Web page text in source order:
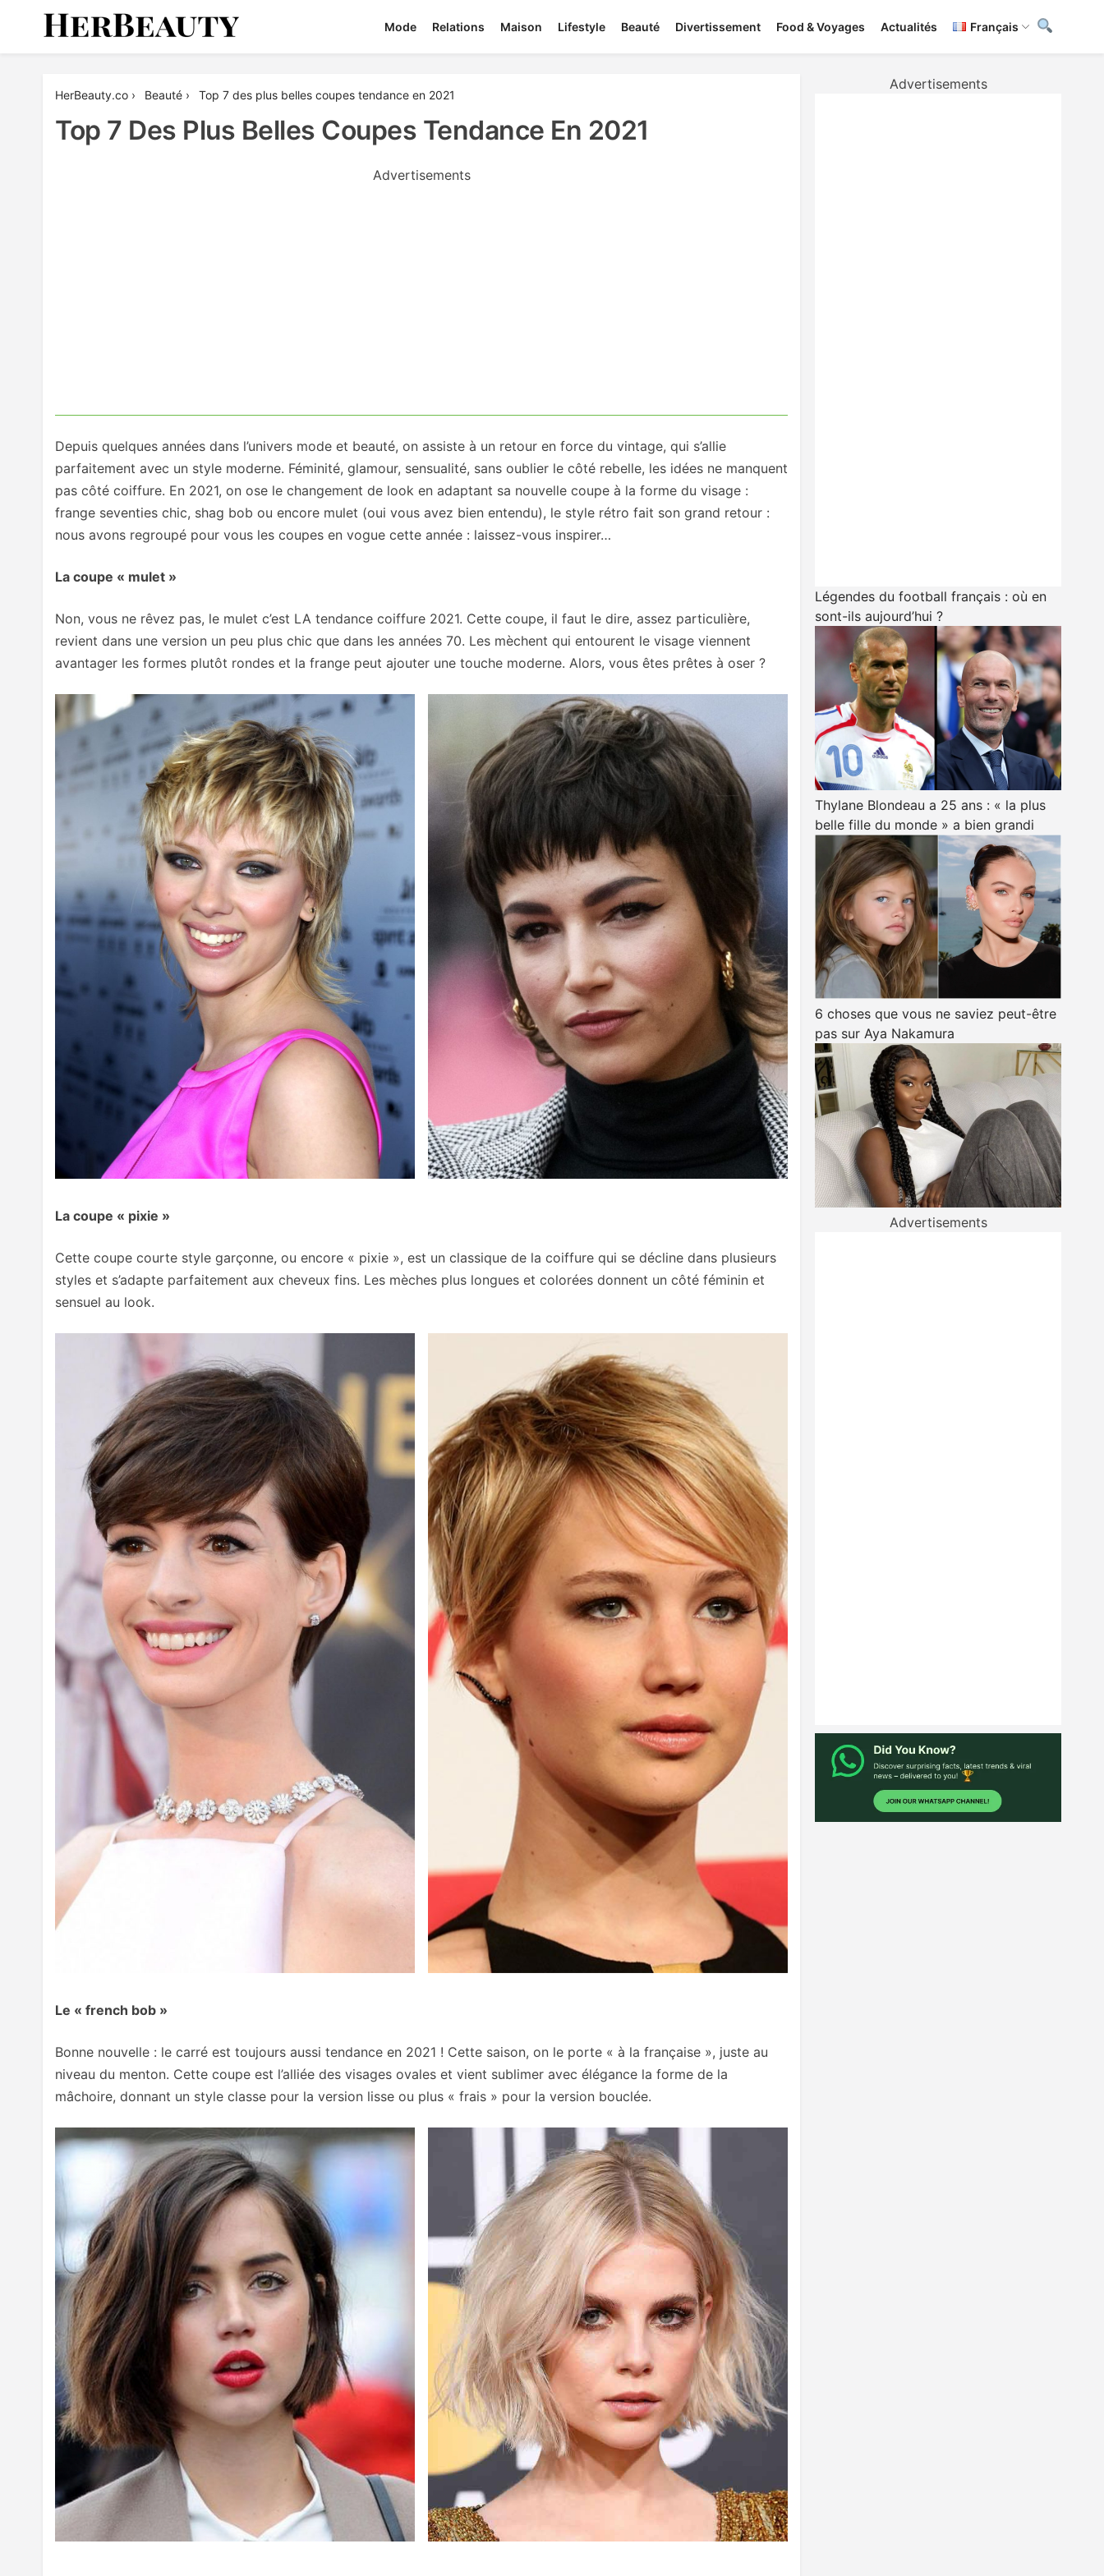
Mode Relations Maison Lifestyle Beauté Divertissement Food & Voyages Actualités Français
HerBeauty.co › Beauté › Top 7 des plus belles coupes tendance en 2021
Top 7 Des Plus Belles Coupes Tendance En 2021
Advertisements
Depuis quelques années dans l’univers mode et beauté, on assiste à un retour en force du vintage, qui s’allie
parfaitement avec un style moderne. Féminité, glamour, sensualité, sans oublier le côté rebelle, les idées ne manquent
pas côté coiffure. En 2021, on ose le changement de look en adaptant sa nouvelle coupe à la forme du visage :
frange seventies chic, shag bob ou encore mulet (oui vous avez bien entendu), le style rétro fait son grand retour :
nous avons regroupé pour vous les coupes en vogue cette année : laissez-vous inspirer…
La coupe « mulet »
Non, vous ne rêvez pas, le mulet c’est LA tendance coiffure 2021. Cette coupe, il faut le dire, assez particulière,
revient dans une version un peu plus chic que dans les années 70. Les mèchent qui entourent le visage viennent
avantager les formes plutôt rondes et la frange peut ajouter une touche moderne. Alors, vous êtes prêtes à oser ?
La coupe « pixie »
Cette coupe courte style garçonne, ou encore « pixie », est un classique de la coiffure qui se décline dans plusieurs
styles et s’adapte parfaitement aux cheveux fins. Les mèches plus longues et colorées donnent un côté féminin et
sensuel au look.
Le « french bob »
Bonne nouvelle : le carré est toujours aussi tendance en 2021 ! Cette saison, on le porte « à la française », juste au
niveau du menton. Cette coupe est l’alliée des visages ovales et vient sublimer avec élégance la forme de la
mâchoire, donnant un style classe pour la version lisse ou plus « frais » pour la version bouclée.
Advertisements
Légendes du football français : où en
sont-ils aujourd’hui ?
Thylane Blondeau a 25 ans : « la plus
belle fille du monde » a bien grandi
6 choses que vous ne saviez peut-être
pas sur Aya Nakamura
Advertisements